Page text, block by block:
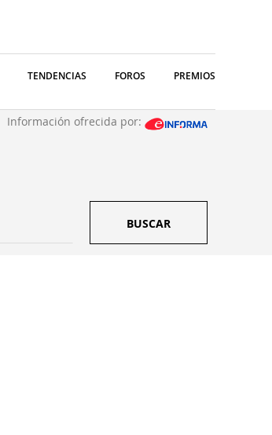
TENDENCIAS FOROS PREMIOS
Información ofrecida por:
BUSCAR